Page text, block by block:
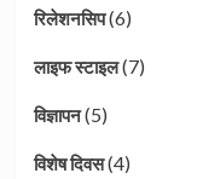
रिलेशनसिप(6)
लाइफ स्टाइल(7)
विज्ञापन(5)
विशेष दिवस(4)